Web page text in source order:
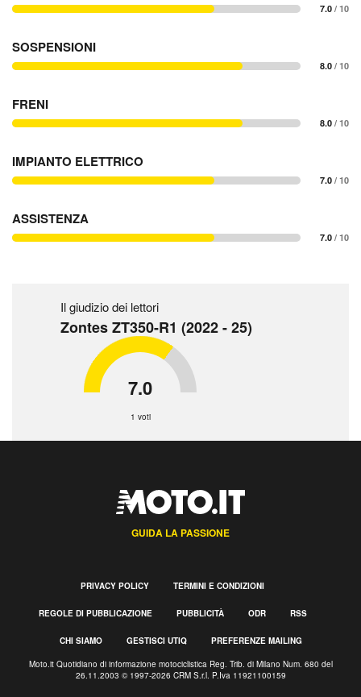
7.0 / 10
SOSPENSIONI
8.0 / 10
FRENI
8.0 / 10
IMPIANTO ELETTRICO
7.0 / 10
ASSISTENZA
7.0 / 10
Il giudizio dei lettori
Zontes ZT350-R1 (2022 - 25)
7.0
1 voti
GUIDA LA PASSIONE
PRIVACY POLICY TERMINI E CONDIZIONI
REGOLE DI PUBBLICAZIONE PUBBLICITÀ ODR RSS
CHI SIAMO GESTISCI UTIQ PREFERENZE MAILING
Moto.it Quotidiano di informazione motociclistica Reg. Trib. di Milano Num. 680 del
26.11.2003 © 1997-2026 CRM S.r.l. P.Iva 11921100159